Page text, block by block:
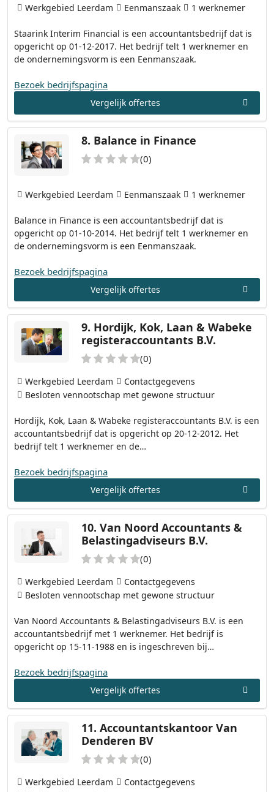
Staarink Interim Financial is een accountantsbedrijf dat is
opgericht op 01-12-2017. Het bedrijf telt 1 werknemer en
de ondernemingsvorm is een Eenmanszaak.
Werkgebied Leerdam Eenmanszaak 1 werknemer
Bezoek bedrijfspagina
Vergelijk offertes
8. Balance in Finance
(0)
Balance in Finance is een accountantsbedrijf dat is
opgericht op 01-10-2014. Het bedrijf telt 1 werknemer en
de ondernemingsvorm is een Eenmanszaak.
Werkgebied Leerdam Eenmanszaak 1 werknemer
Bezoek bedrijfspagina
Vergelijk offertes
9. Hordijk, Kok, Laan & Wabeke
registeraccountants B.V.
(0)
Hordijk, Kok, Laan & Wabeke registeraccountants B.V. is een
accountantsbedrijf dat is opgericht op 20-12-2012. Het
bedrijf telt 1 werknemer en de…
Werkgebied Leerdam
Contactgegevens
Besloten vennootschap met gewone structuur
Bezoek bedrijfspagina
Vergelijk offertes
10. Van Noord Accountants &
Belastingadviseurs B.V.
(0)
Van Noord Accountants & Belastingadviseurs B.V. is een
accountantsbedrijf met 1 werknemer. Het bedrijf is
opgericht op 15-11-1988 en is ingeschreven bij…
Werkgebied Leerdam
Contactgegevens
Besloten vennootschap met gewone structuur
Bezoek bedrijfspagina
Vergelijk offertes
11. Accountantskantoor Van
Denderen BV
(0)
Werkgebied Leerdam
Contactgegevens